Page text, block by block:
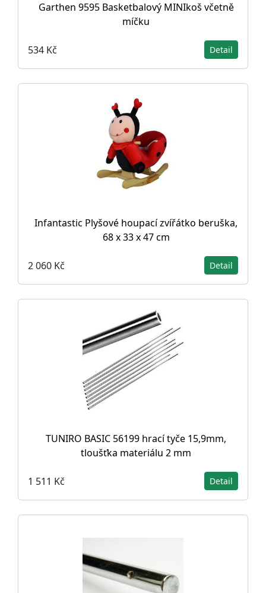
Garthen 9595 Basketbalový MINIkoš včetně
míčku
534 Kč Detail
Infantastic Plyšové houpací zvířátko beruška,
68 x 33 x 47 cm
2 060 Kč Detail
TUNIRO BASIC 56199 hrací tyče 15,9mm,
tloušťka materiálu 2 mm
1 511 Kč Detail